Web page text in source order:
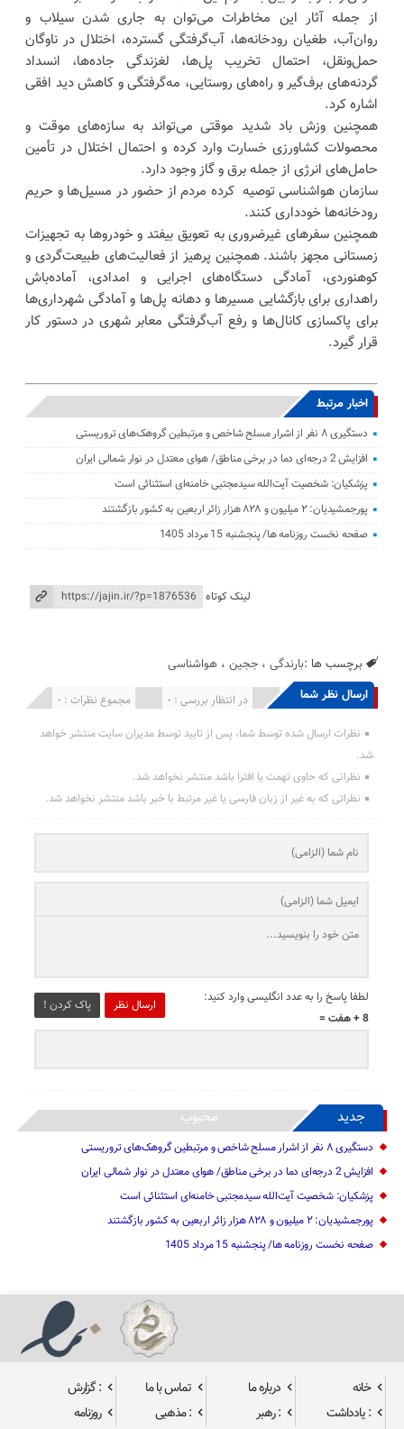
از جمله آثار این مخاطرات می‌توان به جاری شدن سیلاب و
روان‌آب، طغیان رودخانه‌ها، آب‌گرفتگی گسترده، اختلال در ناوگان
حمل‌ونقل، احتمال تخریب پل‌ها، لغزندگی جاده‌ها، انسداد
گردنه‌های برف‌گیر و راه‌های روستایی، مه‌گرفتگی و کاهش دید افقی
اشاره کرد.
همچنین وزش باد شدید موقتی می‌تواند به سازه‌های موقت و
محصولات کشاورزی خسارت وارد کرده و احتمال اختلال در تأمین
حامل‌های انرژی از جمله برق و گاز وجود دارد.
سازمان هواشناسی توصیه کرده مردم از حضور در مسیل‌ها و حریم
رودخانه‌ها خودداری کنند.
همچنین سفرهای غیرضروری به تعویق بیفتد و خودروها به تجهیزات
زمستانی مجهز باشند. همچنین پرهیز از فعالیت‌های طبیعت‌گردی و
کوهنوردی، آمادگی دستگاه‌های اجرایی و امدادی، آماده‌باش
راهداری برای بازگشایی مسیرها و دهانه پل‌ها و آمادگی شهرداری‌ها
برای پاکسازی کانال‌ها و رفع آب‌گرفتگی معابر شهری در دستور کار
قرار گیرد.
اخبار مرتبط
دستگیری ۸ نفر از اشرار مسلح شاخص و مرتبطین گروهک‌های تروریستی
افزایش 2 درجه‌ای دما در برخی مناطق/ هوای معتدل در نوار شمالی ایران
پزشکیان: شخصیت آیت‌الله سیدمجتبی خامنه‌ای استثنائی است
پورجمشیدیان: ۲ میلیون و ۸۲۸ هزار زائر اربعین به کشور بازگشتند
صفحه نخست روزنامه ها/ پنجشنبه 15 مرداد 1405
لینک کوتاه
برچسب ها :بارندگی ،ججین ،هواشناسی
ارسال نظر شما مجموع نظرات : 0 در انتظار بررسی : 0 انتشار یافته : 0
نظرات ارسال شده توسط شما، پس از تایید توسط مدیران سایت منتشر خواهد
شد.
نظراتی که حاوی تهمت یا افترا باشد منتشر نخواهد شد.
نظراتی که به غیر از زبان فارسی یا غیر مرتبط با خبر باشد منتشر نخواهد شد.
ارسال نظر پاک کردن !
لطفا پاسخ را به عدد انگلیسی وارد کنید:
8 + هفت =
جدید محبوب
دستگیری ۸ نفر از اشرار مسلح شاخص و مرتبطین گروهک‌های تروریستی
افزایش 2 درجه‌ای دما در برخی مناطق/ هوای معتدل در نوار شمالی ایران
پزشکیان: شخصیت آیت‌الله سیدمجتبی خامنه‌ای استثنائی است
پورجمشیدیان: ۲ میلیون و ۸۲۸ هزار زائر اربعین به کشور بازگشتند
صفحه نخست روزنامه ها/ پنجشنبه 15 مرداد 1405
خانه درباره ما تماس با ما
: گزارش
: یادداشت
: رهبر : مذهبی
روزنامه